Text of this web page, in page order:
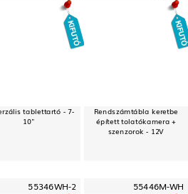
tablettartó - 7-
10"
Rendszámtábla keretbe
épített tolatókamera +
szenzorok - 12V
55346WH-2 55446M-WH